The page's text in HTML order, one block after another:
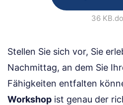
36 KB
Stellen Sie sich vor, Sie
Nachmittag, an dem Sie
Fähigkeiten entfalten
Workshop ist genau der